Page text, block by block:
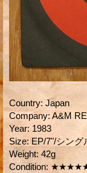
Country: Japan
Company: A&M
Year: 1983
Size: EP/7"/シング
Weight: 42g
Condition: ★★★★★